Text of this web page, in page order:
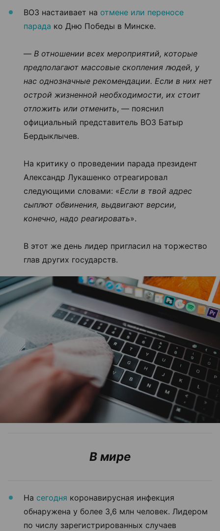
ВОЗ настаивает на отмене или переносе
парада ко Дню Победы в Минске.
— В отношении всех мероприятий, которые
предполагают массовые скопления людей, у
нас однозначные рекомендации. Если в них нет
острой жизненной необходимости, их стоит
отложить или отменить, — пояснил
официальный представитель ВОЗ Батыр
Бердыклычев.
На критику о проведении парада президент
Александр Лукашенко отреагировал
следующими словами: «Если в твой адрес
сыплют обвинения, выдвигают версии,
конечно, надо реагировать».
В этот же день лидер пригласил на торжество
глав других государств.
В мире
На сегодня коронавирусная инфекция
обнаружена у более 3,6 млн человек. Лидером
по числу зарегистрированных случаев